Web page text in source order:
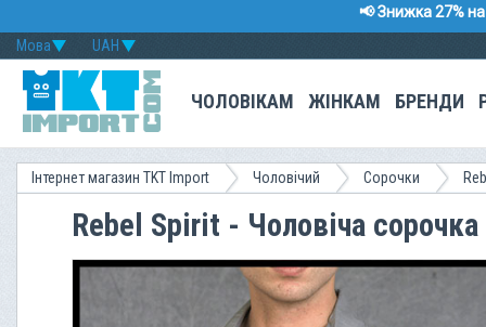
📢 Знижка 27%
UAH
Мова
ЧОЛОВІКАМ ЖІНКАМ БРЕНДИ
Інтернет магазин TKT Import Чоловічий Сорочки
Rebel Spirit - Чоловіча